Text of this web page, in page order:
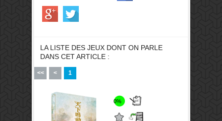
LA LISTE DES JEUX DONT ON PARLE
DANS CET ARTICLE :
<< < 1
0%